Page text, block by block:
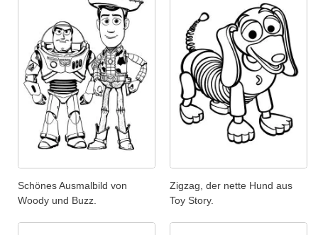
Schönes Ausmalbild von
Woody und Buzz.
Zigzag, der nette Hund aus
Toy Story.